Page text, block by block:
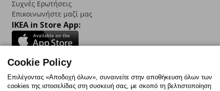
Συχνές Ερωτήσεις
Επικοινωνήστε μαζί μας
IKEA in Store App:
Follow us:
Cookie Policy
Επιλέγοντας «Αποδοχή όλων», συναινείτε στην αποθήκευση όλων των
cookies της ιστοσελίδας στη συσκευή σας, με σκοπό τη βελτιστοποίηση